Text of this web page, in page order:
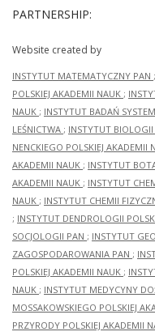
PARTNERSHIP:
Website created by
INSTYTUT MATEMATYCZNY PAN ;
POLSKIEJ AKADEMII NAUK ;
NAUK ; INSTYTUT BADAŃ
LEŚNICTWA ; INSTYTUT BIOLOGII
NENCKIEGO POLSKIEJ AKADEMII
AKADEMII NAUK ; INSTYTUT
AKADEMII NAUK ; INSTYTUT
NAUK ; INSTYTUT CHEMII
; INSTYTUT DENDROLOGII
SOCJOLOGII PAN ; INSTYTUT
ZAGOSPODAROWANIA PAN ;
POLSKIEJ AKADEMII NAUK ;
NAUK ; INSTYTUT MEDYCYNY
MOSSAKOWSKIEGO POLSKIEJ
PRZYRODY POLSKIEJ AKADEMII